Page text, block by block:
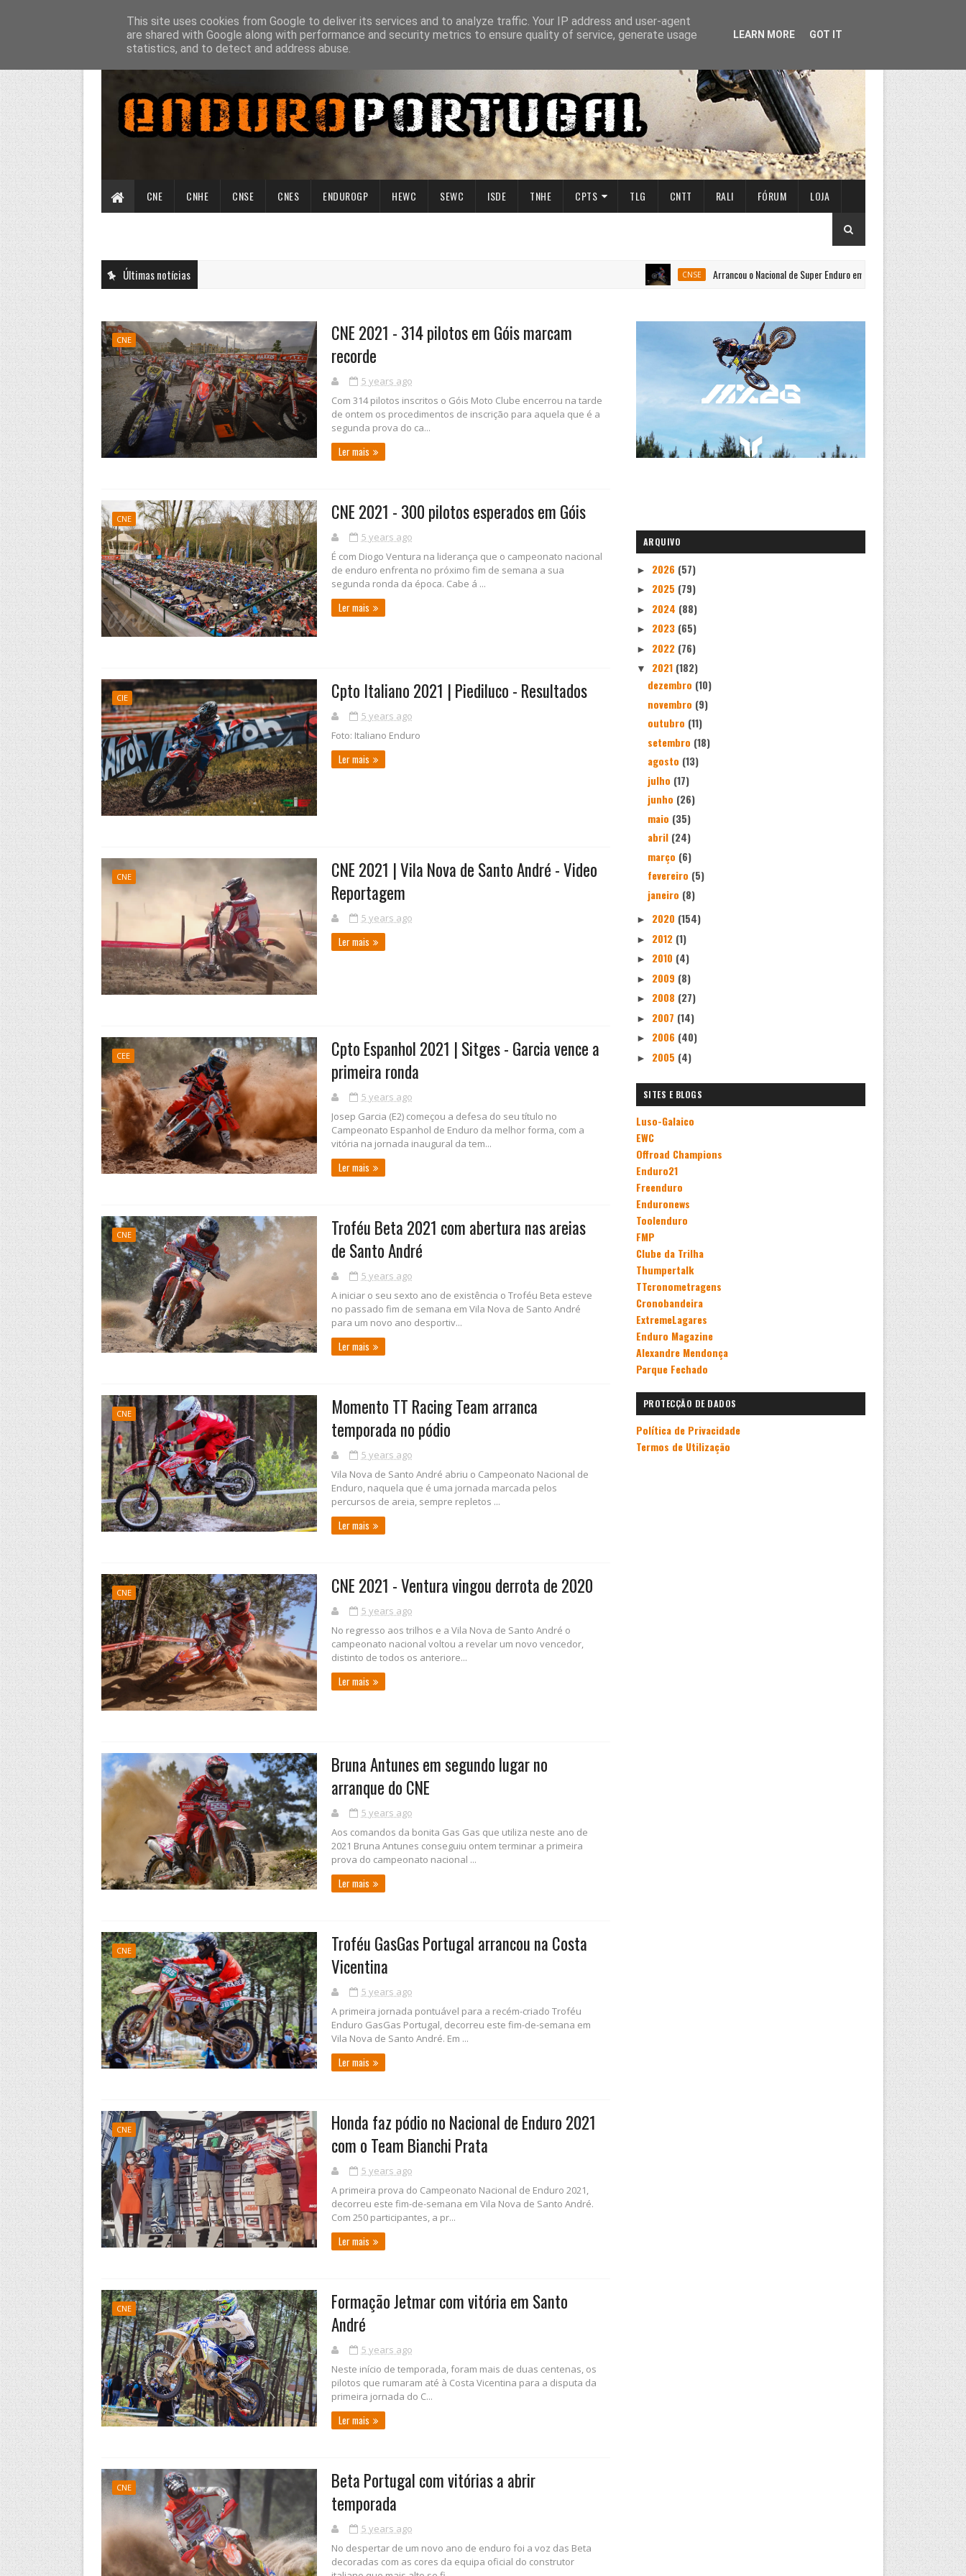
CNE CNHE CNSE CNES ENDUROGP HEWC SEWC ISDE TNHE CPTS TLG CNTT RALI FÓRUM LOJA
Últimas notícias Arrancou o Nacional de Super Enduro em Penafiel CNSE
CNE
CNE 2021 - 314 pilotos em Góis marcam
recorde
5 years ago
Com 314 pilotos inscritos o Góis Moto Clube encerrou na tarde
de ontem os procedimentos de inscrição para aquela que é a
segunda prova do ca...
Ler mais
CNE CNE 2021 - 300 pilotos esperados em Góis
5 years ago
É com Diogo Ventura na liderança que o campeonato nacional
de enduro enfrenta no próximo fim de semana a sua
segunda ronda da época. Cabe á ...
Ler mais
CIE Cpto Italiano 2021 | Piediluco - Resultados
5 years ago
Foto: Italiano Enduro
Ler mais
CNE
CNE 2021 | Vila Nova de Santo André - Video
Reportagem
5 years ago
Ler mais
CEE
Cpto Espanhol 2021 | Sitges - Garcia vence a
primeira ronda
5 years ago
Josep Garcia (E2) começou a defesa do seu título no
Campeonato Espanhol de Enduro da melhor forma, com a
vitória na jornada inaugural da tem...
Ler mais
CNE
Troféu Beta 2021 com abertura nas areias
de Santo André
5 years ago
A iniciar o seu sexto ano de existência o Troféu Beta esteve
no passado fim de semana em Vila Nova de Santo André
para um novo ano desportiv...
Ler mais
CNE
Momento TT Racing Team arranca
temporada no pódio
5 years ago
Vila Nova de Santo André abriu o Campeonato Nacional de
Enduro, naquela que é uma jornada marcada pelos
percursos de areia, sempre repletos ...
Ler mais
CNE CNE 2021 - Ventura vingou derrota de 2020
5 years ago
No regresso aos trilhos e a Vila Nova de Santo André o
campeonato nacional voltou a revelar um novo vencedor,
distinto de todos os anteriore...
Ler mais
Bruna Antunes em segundo lugar no
arranque do CNE
5 years ago
Aos comandos da bonita Gas Gas que utiliza neste ano de
2021 Bruna Antunes conseguiu ontem terminar a primeira
prova do campeonato nacional ...
Ler mais
CNE
Troféu GasGas Portugal arrancou na Costa
Vicentina
5 years ago
A primeira jornada pontuável para a recém-criado Troféu
Enduro GasGas Portugal, decorreu este fim-de-semana em
Vila Nova de Santo André. Em ...
Ler mais
CNE
Honda faz pódio no Nacional de Enduro 2021
com o Team Bianchi Prata
5 years ago
A primeira prova do Campeonato Nacional de Enduro 2021,
decorreu este fim-de-semana em Vila Nova de Santo André.
Com 250 participantes, a pr...
Ler mais
CNE
Formação Jetmar com vitória em Santo
André
5 years ago
Neste início de temporada, foram mais de duas centenas, os
pilotos que rumaram até à Costa Vicentina para a disputa da
primeira jornada do C...
Ler mais
CNE
Beta Portugal com vitórias a abrir
temporada
5 years ago
No despertar de um novo ano de enduro foi a voz das Beta
decoradas com as cores da equipa oficial do construtor
ARQUIVO
► 2026 (57)
► 2025 (79)
► 2024 (88)
► 2023 (65)
► 2022 (76)
▼ 2021 (182)
dezembro (10)
novembro (9)
outubro (11)
setembro (18)
agosto (13)
julho (17)
junho (26)
maio (35)
abril (24)
março (6)
fevereiro (5)
janeiro (8)
► 2020 (154)
► 2012 (1)
► 2010 (4)
► 2009 (8)
► 2008 (27)
► 2007 (14)
► 2006 (40)
► 2005 (4)
SITES E BLOGS
Luso-Galaico
EWC
Offroad Champions
Enduro21
Freenduro
Enduronews
Toolenduro
FMP
Clube da Trilha
Thumpertalk
TTcronometragens
Cronobandeira
ExtremeLagares
Enduro Magazine
Alexandre Mendonça
Parque Fechado
PROTECÇÃO DE DADOS
Política de Privacidade
Termos de Utilização
This site uses cookies from Google to deliver its services and to analyze traffic. Your IP address and user-agent
are shared with Google along with performance and security metrics to ensure quality of service, generate usage
statistics, and to detect and address abuse.
LEARN MORE GOT IT